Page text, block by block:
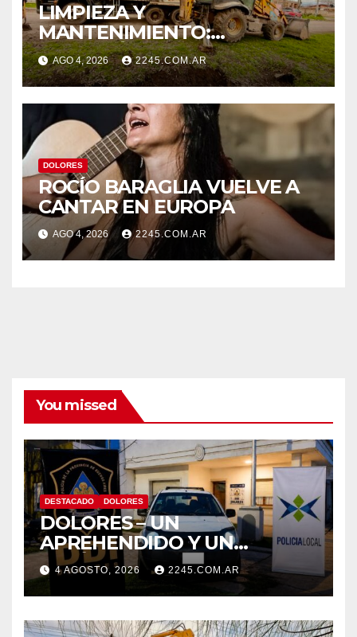
LIMPIEZA Y
MANTENIMIENTO:
CONTINÚAN LOS TRABAJOS
DE ZANJEO EN DISTINTOS
SECTORES DE LA CIUDAD
AGO 4, 2026 2245.COM.AR
DOLORES
ROCÍO BARAGLIA VUELVE A
CANTAR EN EUROPA
AGO 4, 2026 2245.COM.AR
You missed
DESTACADO DOLORES
DOLORES – UN
APREHENDIDO Y UN
VEHÍCULO SECUESTRADO
TRAS DISPAROS Y
AMENAZAS
4 AGOSTO, 2026 2245.COM.AR